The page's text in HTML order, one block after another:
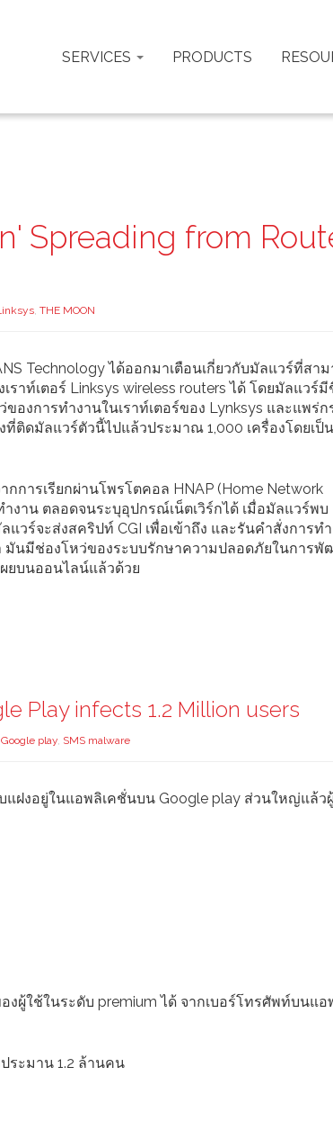
SERVICES PRODUCTS
Spreading from
, THE MOON
Technology ได้ออกมาเตือนเกี่ยวกับมัลแวร์ที่สา
าท์เตอร์ Linksys wireless routers ได้ โดยมัลแวร์มี
งการทำงานในเราท์เตอร์ของ Lynksys และแพร่ก
ที่ติดมัลแวร์ตัวนี้ไปแล้วประมาณ 1,000 เครื่องโดยเป็น
การเรียกผ่านโพรโตคอล HNAP (Home Network
งาน ตลอดจนระบุอุปกรณ์เน็ตเวิร์กได้ เมื่อมัลแวร์พบ
วร์จะส่งสคริปท์ CGI เพื่อเข้าถึง และรันคำสั่งการท
มันมีช่องโหว่ของระบบรักษาความปลอดภัยในการพั
ยบนออนไลน์แล้วด้วย
Play infects 1.2 Million users
Google play, SMS malware
ฝงอยู่ในแอพลิเคชั่นบน Google play ส่วนใหญ่แล้ว
งผู้ใช้ในระดับ premium ได้ จากเบอร์โทรศัพท์บนแ
ระมาน 1.2 ล้านคน